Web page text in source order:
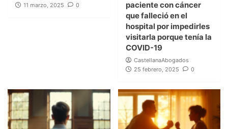
11 marzo, 2025
0
paciente con cáncer
que falleció en el
hospital por impedirles
visitarla porque tenía la
COVID-19
CastellanaAbogados
25 febrero, 2025
0